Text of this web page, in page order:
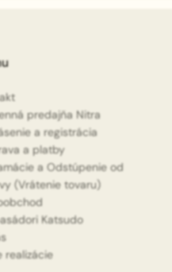
predajňa Nitra
a registrácia
a platby
a Odstúpenie od
(Vrátenie tovaru)
Katsudo
realizácie